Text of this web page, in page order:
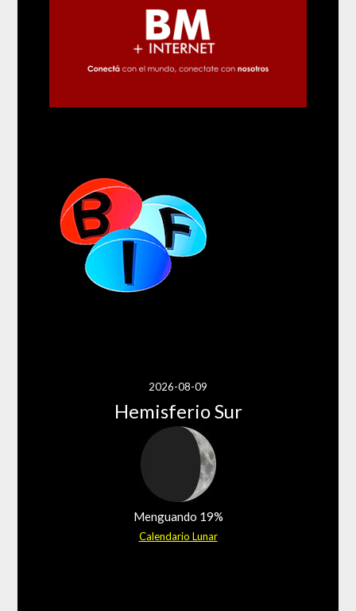
2026-08-09
Hemisferio Sur
Menguando 19%
Calendario Lunar